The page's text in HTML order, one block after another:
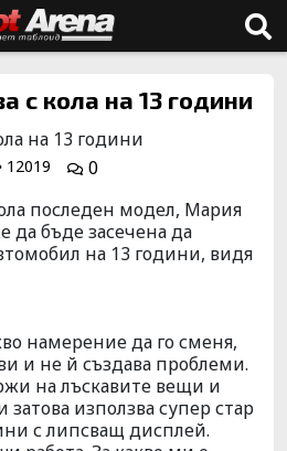
с кола на 13 години
12019
0
последен модел, Мария
да бъде засечена да
на 13 години, видя
намерение да го сменя,
и не й създава проблеми.
на лъскавите вещи и
използва супер стар
с липсващ дисплей.